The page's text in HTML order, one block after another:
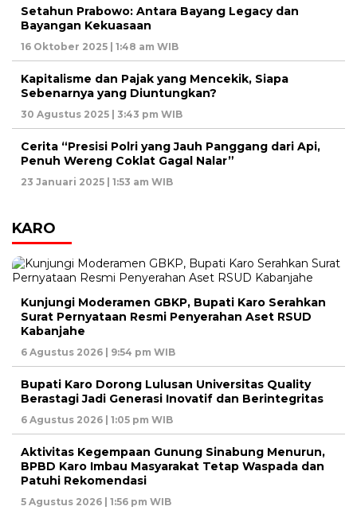
Setahun Prabowo: Antara Bayang Legacy dan
Bayangan Kekuasaan
16 Oktober 2025 | 1:48 am WIB
Kapitalisme dan Pajak yang Mencekik, Siapa
Sebenarnya yang Diuntungkan?
30 Agustus 2025 | 3:43 pm WIB
Cerita “Presisi Polri yang Jauh Panggang dari Api,
Penuh Wereng Coklat Gagal Nalar”
23 Januari 2025 | 1:53 am WIB
KARO
Kunjungi Moderamen GBKP, Bupati Karo Serahkan
Surat Pernyataan Resmi Penyerahan Aset RSUD
Kabanjahe
6 Agustus 2026 | 9:54 pm WIB
Bupati Karo Dorong Lulusan Universitas Quality
Berastagi Jadi Generasi Inovatif dan Berintegritas
6 Agustus 2026 | 1:05 pm WIB
Aktivitas Kegempaan Gunung Sinabung Menurun,
BPBD Karo Imbau Masyarakat Tetap Waspada dan
Patuhi Rekomendasi
5 Agustus 2026 | 1:56 pm WIB